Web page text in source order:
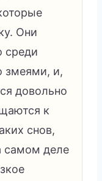
Они
среди
змеями, и,
довольно
к
снов,
самом деле